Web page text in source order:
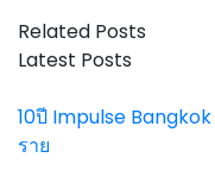
Related Posts
Latest Posts
10ปี Impulse
ราย